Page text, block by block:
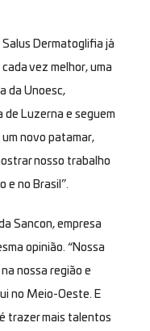
Salus Dermatoglifia já
vez melhor, uma
da Unoesc,
Luzerna e seguem
um novo patamar,
nosso trabalho
e no Brasil”.
Sancon, empresa
opinião. “Nossa
nossa região e
no Meio-Oeste. E
trazer mais talentos